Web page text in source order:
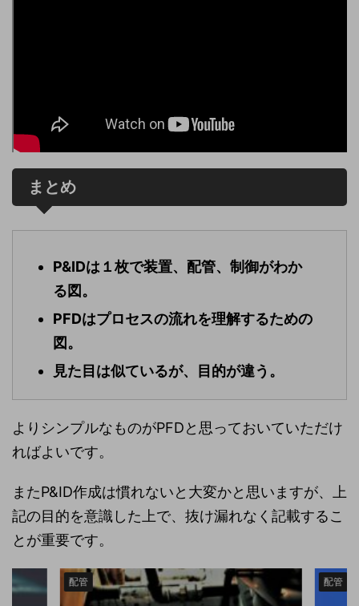
まとめ
P&IDは１枚で装置、配管、制御がわか
る図。
PFDはプロセスの流れを理解するための
図。
見た目は似ているが、目的が違う。
よりシンプルなものがPFDと思っておいていただけ
ればよいです。
またP&ID作成は慣れないと大変かと思いますが、上
記の目的を意識した上で、抜け漏れなく記載するこ
とが重要です。
配管 配管